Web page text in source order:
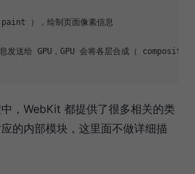
），绘制页面像素信息
发送给 GPU，GPU 会将各层合成（ composite
，WebKit 都提供了很多相关的类
的内部模块，这里面不做详细描